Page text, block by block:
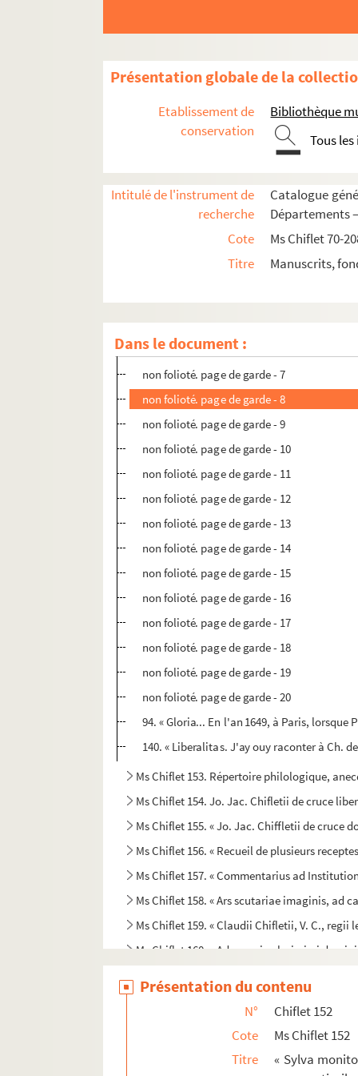
Présentation globale de la
Etablissement de
conservation
Bibliothèque
Tous
Intitulé de l'instrument de
recherche
Catalogue
Départements
Cote
Ms Chiflet 70-
Titre
Manuscrits,
Dans le document :
Ms Chiflet 147-148. « Manuale practicum
Ms Chiflet 151. Jo. Jac. Chiffletii Vesontio
Ms Chiflet 152. « Sylva monitorum et
Fol. 94. « Gloria... En l'an 1649, à Paris,
Fol. 140. « Liberalitas. J'ay ouy raconter à
non folioté. page de garde - 1
non folioté. page de garde - 4
non folioté. page de garde - 5
non folioté. page de garde - 6
non folioté. page de garde - 7
non folioté. page de garde - 8
non folioté. page de garde - 9
non folioté. page de garde - 10
non folioté. page de garde - 11
non folioté. page de garde - 12
non folioté. page de garde - 13
non folioté. page de garde - 14
non folioté. page de garde - 15
non folioté. page de garde - 16
non folioté. page de garde - 17
non folioté. page de garde - 18
non folioté. page de garde - 19
non folioté. page de garde - 20
94. « Gloria... En l'an 1649, à Paris,
140. « Liberalitas. J'ay ouy raconter à Ch.
Ms Chiflet 153. Répertoire philologique,
Ms Chiflet 154. Jo. Jac. Chifletii de cruce
Ms Chiflet 155. « Jo. Jac. Chiffletii de cruce
Ms Chiflet 156. « Recueil de plusieurs
Ms Chiflet 157. « Commentarius ad
Ms Chiflet 158. « Ars scutariae imaginis, ad
Ms Chiflet 159. « Claudii Chifletii, V. C.,
Ms Chiflet 160. « Adversaria clarissimi
Présentation du contenu
N°
Chiflet 152
Cote
Ms Chiflet 152
Titre
« Sylva